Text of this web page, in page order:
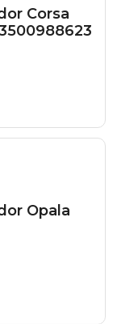
Corsa
Opala